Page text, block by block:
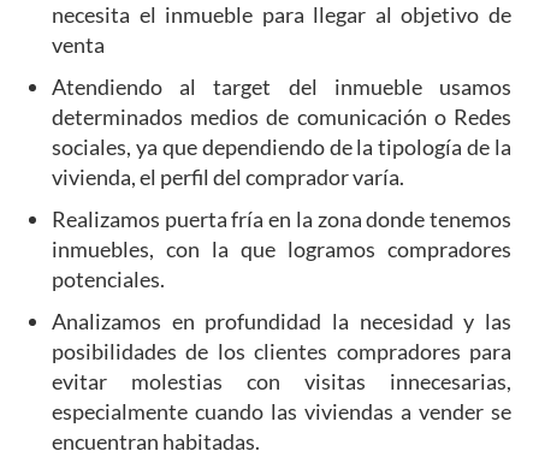
necesita el inmueble para llegar al objetivo de
venta
Atendiendo al target del inmueble usamos
determinados medios de comunicación o Redes
sociales, ya que dependiendo de la tipología de la
vivienda, el perfil del comprador varía.
Realizamos puerta fría en la zona donde tenemos
inmuebles, con la que logramos compradores
potenciales.
Analizamos en profundidad la necesidad y las
posibilidades de los clientes compradores para
evitar molestias con visitas innecesarias,
especialmente cuando las viviendas a vender se
encuentran habitadas.